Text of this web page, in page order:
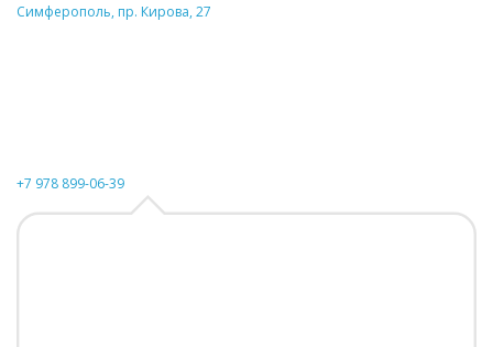
Симферополь, пр. Кирова, 27
+7 978 899-06-39